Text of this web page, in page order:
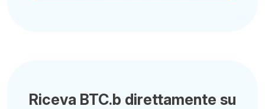
Riceva BTC.b direttamente su